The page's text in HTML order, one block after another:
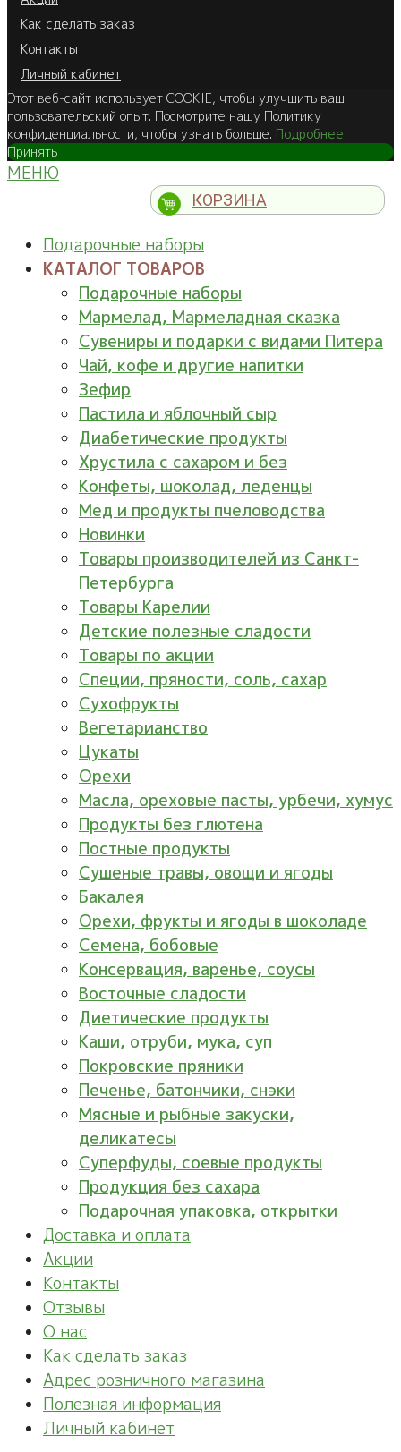
Как сделать заказ
Контакты
Личный кабинет
Этот веб-сайт использует COOKIE, чтобы улучшить ваш
пользовательский опыт. Посмотрите нашу Политику
конфиденциальности, чтобы узнать больше. Подробнее
Принять
МЕНЮ
КОРЗИНА
Подарочные наборы
КАТАЛОГ ТОВАРОВ
Подарочные наборы
Мармелад, Мармеладная сказка
Сувениры и подарки с видами Питера
Чай, кофе и другие напитки
Зефир
Пастила и яблочный сыр
Диабетические продукты
Хрустила с сахаром и без
Конфеты, шоколад, леденцы
Мед и продукты пчеловодства
Новинки
Товары производителей из Санкт-
Петербурга
Товары Карелии
Детские полезные сладости
Товары по акции
Специи, пряности, соль, сахар
Сухофрукты
Вегетарианство
Цукаты
Орехи
Масла, ореховые пасты, урбечи, хумус
Продукты без глютена
Постные продукты
Сушеные травы, овощи и ягоды
Бакалея
Орехи, фрукты и ягоды в шоколаде
Семена, бобовые
Консервация, варенье, соусы
Восточные сладости
Диетические продукты
Каши, отруби, мука, суп
Покровские пряники
Печенье, батончики, снэки
Мясные и рыбные закуски,
деликатесы
Суперфуды, соевые продукты
Продукция без сахара
Подарочная упаковка, открытки
Доставка и оплата
Акции
Контакты
Отзывы
О нас
Как сделать заказ
Адрес розничного магазина
Полезная информация
Личный кабинет